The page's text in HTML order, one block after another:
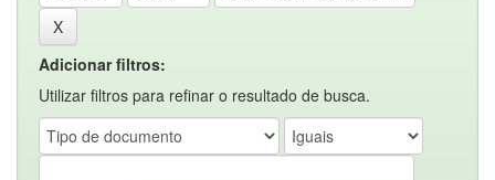
Adicionar filtros:
Utilizar filtros para refinar o resultado de busca.